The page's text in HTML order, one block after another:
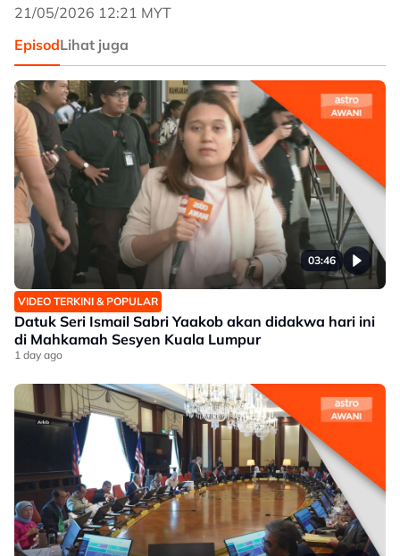
21/05/2026 12:21 MYT
EpisodLihat juga
03:46
VIDEO TERKINI & POPULAR
Datuk Seri Ismail Sabri Yaakob akan didakwa hari ini
di Mahkamah Sesyen Kuala Lumpur
1 day ago